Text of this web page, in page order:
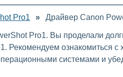
Pro1 » Драйвер Canon
Pro1. Вы проделали
ознакомиться с
системами и